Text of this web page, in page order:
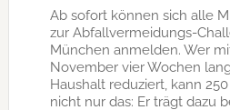
Ab sofort können sich alle
zur Abfallvermeidungs-
München anmelden. Wer
November vier Wochen
Haushalt reduziert, kann
nicht nur das: Er trägt dazu